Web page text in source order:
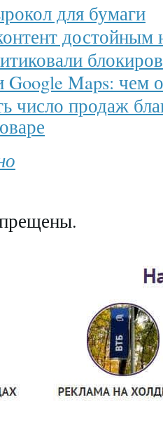
для бумаги
достойным
Google Maps: чем
число продаж